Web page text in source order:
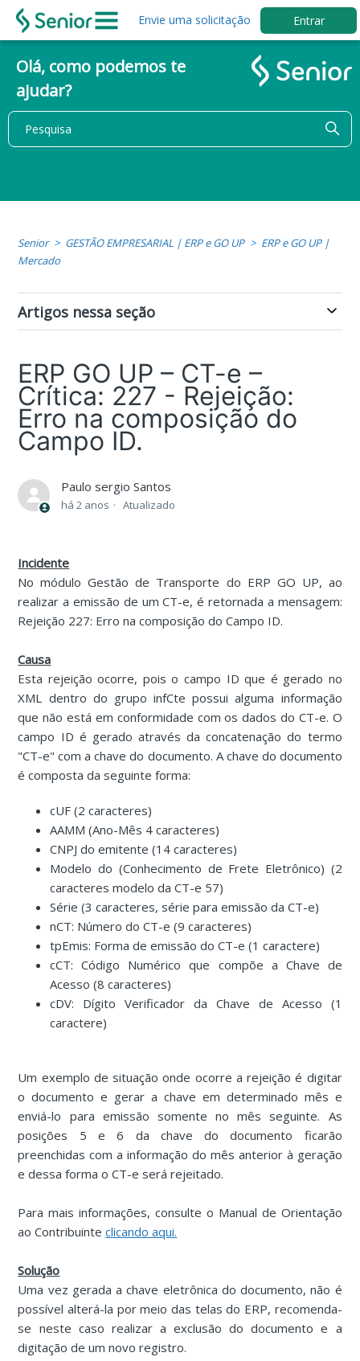
Envie uma solicitação Entrar
Olá, como podemos te
ajudar?
Senior GESTÃO EMPRESARIAL | ERP e GO UP
ERP e GO UP |
Mercado
Artigos nessa seção
ERP GO UP – CT-e –
Crítica: 227 - Rejeição:
Erro na composição do
Campo ID.
Paulo sergio Santos
há 2 anos Atualizado
Incidente
No módulo Gestão de Transporte do ERP GO UP, ao
realizar a emissão de um CT-e, é retornada a mensagem:
Rejeição 227: Erro na composição do Campo ID.
Causa
Esta rejeição ocorre, pois o campo ID que é gerado no
XML dentro do grupo infCte possui alguma informação
que não está em conformidade com os dados do CT-e. O
campo ID é gerado através da concatenação do termo
"CT-e" com a chave do documento. A chave do documento
é composta da seguinte forma:
cUF (2 caracteres)
AAMM (Ano-Mês 4 caracteres)
CNPJ do emitente (14 caracteres)
Modelo do (Conhecimento de Frete Eletrônico) (2
caracteres modelo da CT-e 57)
Série (3 caracteres, série para emissão da CT-e)
nCT: Número do CT-e (9 caracteres)
tpEmis: Forma de emissão do CT-e (1 caractere)
cCT: Código Numérico que compõe a Chave de
Acesso (8 caracteres)
cDV: Dígito Verificador da Chave de Acesso (1
caractere)
Um exemplo de situação onde ocorre a rejeição é digitar
o documento e gerar a chave em determinado mês e
enviá-lo para emissão somente no mês seguinte. As
posições 5 e 6 da chave do documento ficarão
preenchidas com a informação do mês anterior à geração
e dessa forma o CT-e será rejeitado.
Para mais informações, consulte o Manual de Orientação
ao Contribuinteclicando aqui.
Solução
Uma vez gerada a chave eletrônica do documento, não é
possível alterá-la por meio das telas do ERP, recomenda-
se neste caso realizar a exclusão do documento e a
digitação de um novo registro.